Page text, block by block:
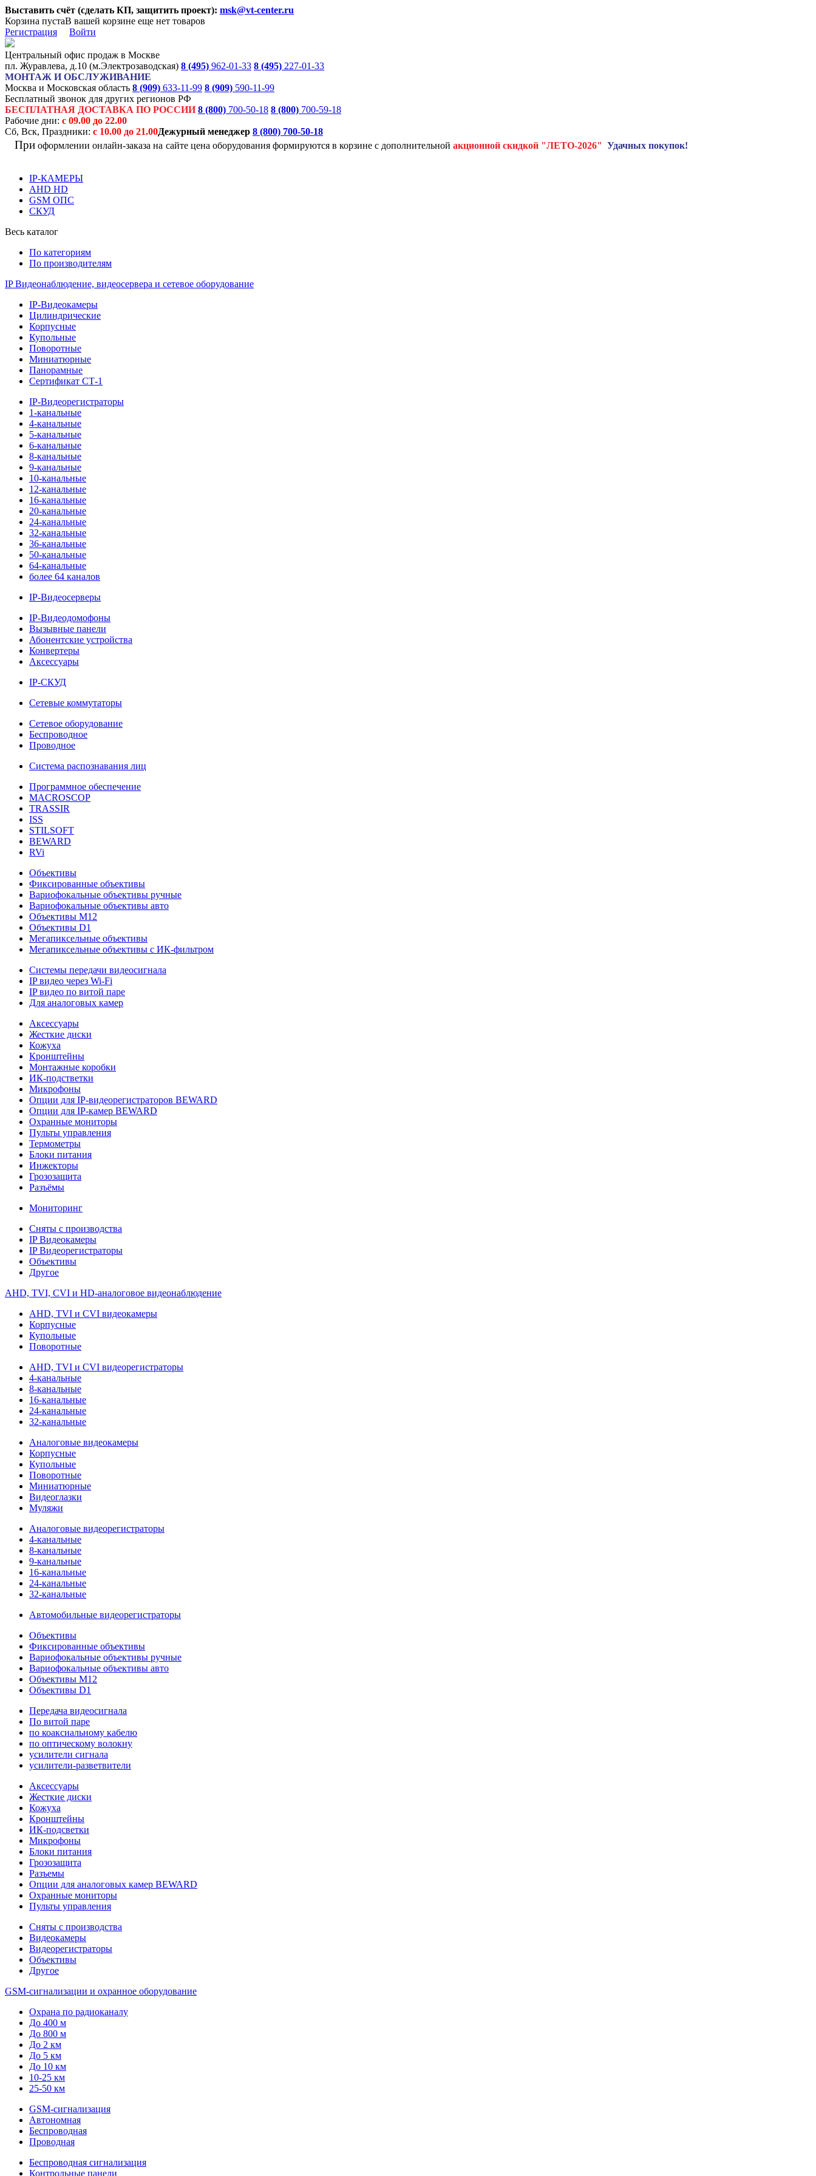
Выставить счёт (сделать КП, защитить проект): msk@vt-center.ru
Корзина пустаВ вашей корзине еще нет товаров
Регистрация
Войти
Центральный офис продаж в Москве
пл. Журавлева, д.10 (м.Электрозаводская) 8 (495) 962-01-33 8 (495) 227-01-33
МОНТАЖ И ОБСЛУЖИВАНИЕ
Москва и Московская область 8 (909) 633-11-99 8 (909) 590-11-99
Бесплатный звонок для других регионов РФ
БЕСПЛАТНАЯ ДОСТАВКА ПО РОССИИ 8 (800) 700-50-18 8 (800) 700-59-18
Рабочие дни: с 09.00 до 22.00
Сб, Вск, Праздники: с 10.00 до 21.00Дежурный менеджер 8 (800) 700-50-18
При оформлении онлайн-заказа на сайте цена оборудования формируются в корзине с дополнительной акционной скидкой "ЛЕТО-2026" Удачных покупок!
IP-КАМЕРЫ
AHD HD
GSM ОПС
СКУД
Весь каталог
По категориям
По производителям
IP Видеонаблюдение, видеосервера и сетевое оборудование
IP-Видеокамеры
Цилиндрические
Корпусные
Купольные
Поворотные
Миниатюрные
Панорамные
Сертификат СТ-1
IP-Видеорегистраторы
1-канальные
4-канальные
5-канальные
6-канальные
8-канальные
9-канальные
10-канальные
12-канальные
16-канальные
20-канальные
24-канальные
32-канальные
36-канальные
50-канальные
64-канальные
более 64 каналов
IP-Видеосерверы
IP-Видеодомофоны
Вызывные панели
Абонентские устройства
Конвертеры
Аксессуары
IP-СКУД
Сетевые коммутаторы
Сетевое оборудование
Беспроводное
Проводное
Система распознавания лиц
Программное обеспечение
MACROSCOP
TRASSIR
ISS
STILSOFT
BEWARD
RVi
Объективы
Фиксированные объективы
Вариофокальные объективы ручные
Вариофокальные объективы авто
Объективы М12
Объективы D1
Мегапиксельные объективы
Мегапиксельные объективы с ИК-фильтром
Системы передачи видеосигнала
IP видео через Wi-Fi
IP видео по витой паре
Для аналоговых камер
Аксессуары
Жесткие диски
Кожуха
Кронштейны
Монтажные коробки
ИК-подстветки
Микрофоны
Опции для IP-видеорегистраторов BEWARD
Опции для IP-камер BEWARD
Охранные мониторы
Пульты управления
Термометры
Блоки питания
Инжекторы
Грозозащита
Разъёмы
Мониторинг
Сняты с производства
IP Видеокамеры
IP Видеорегистраторы
Объективы
Другое
AHD, TVI, CVI и HD-аналоговое видеонаблюдение
AHD, TVI и CVI видеокамеры
Корпусные
Купольные
Поворотные
AHD, TVI и CVI видеорегистраторы
4-канальные
8-канальные
16-канальные
24-канальные
32-канальные
Аналоговые видеокамеры
Корпусные
Купольные
Поворотные
Миниатюрные
Видеоглазки
Муляжи
Аналоговые видеорегистраторы
4-канальные
8-канальные
9-канальные
16-канальные
24-канальные
32-канальные
Автомобильные видеорегистраторы
Объективы
Фиксированные объективы
Вариофокальные объективы ручные
Вариофокальные объективы авто
Объективы M12
Объективы D1
Передача видеосигнала
По витой паре
по коаксиальному кабелю
по оптическому волокну
усилители сигнала
усилители-разветвители
Аксессуары
Жесткие диски
Кожуха
Кронштейны
ИК-подсветки
Микрофоны
Блоки питания
Грозозащита
Разъемы
Опции для аналоговых камер BEWARD
Охранные мониторы
Пульты управления
Сняты с производства
Видеокамеры
Видеорегистраторы
Объективы
Другое
GSM-сигнализации и охранное оборудование
Охрана по радиоканалу
До 400 м
До 800 м
До 2 км
До 5 км
До 10 км
10-25 км
25-50 км
GSM-сигнализация
Автономная
Беспроводная
Проводная
Беспроводная сигнализация
Контрольные панели